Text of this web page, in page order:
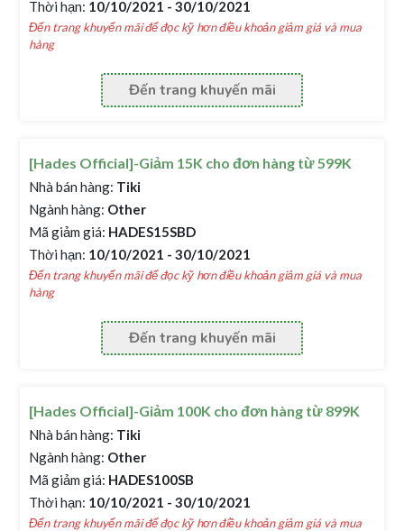
Thời hạn: 10/10/2021 - 30/10/2021
Đến trang khuyến mãi để đọc kỹ hơn điều khoản giảm giá và mua
hàng
Đến trang khuyến mãi
[Hades Official]-Giảm 15K cho đơn hàng từ 599K
Nhà bán hàng: Tiki
Ngành hàng: Other
Mã giảm giá: HADES15SBD
Thời hạn: 10/10/2021 - 30/10/2021
Đến trang khuyến mãi để đọc kỹ hơn điều khoản giảm giá và mua
hàng
Đến trang khuyến mãi
[Hades Official]-Giảm 100K cho đơn hàng từ 899K
Nhà bán hàng: Tiki
Ngành hàng: Other
Mã giảm giá: HADES100SB
Thời hạn: 10/10/2021 - 30/10/2021
Đến trang khuyến mãi để đọc kỹ hơn điều khoản giảm giá và mua